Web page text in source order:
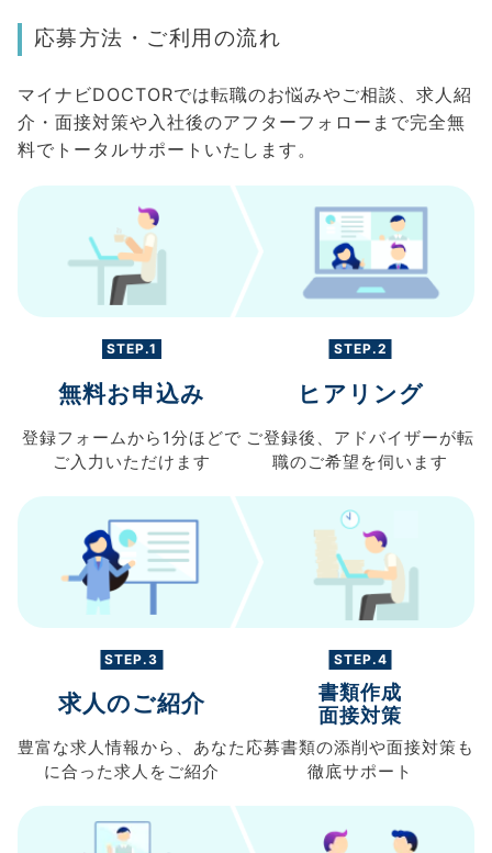
応募方法・ご利用の流れ
マイナビDOCTORでは転職のお悩みやご相談、求人紹
介・面接対策や入社後のアフターフォローまで完全無
料でトータルサポートいたします。
STEP.1
無料お申込み
登録フォームから 1分ほどで
ご入力 いただけます
STEP.2
ヒアリング
ご登録後、 アドバイザーが転
職のご希望を伺います
STEP.3
求人のご紹介
豊富な求人情報から、 あなた
に合った求人を ご紹介
STEP.4
書類作成
面接対策
応募書類の添削や面接対策も
徹底サポート